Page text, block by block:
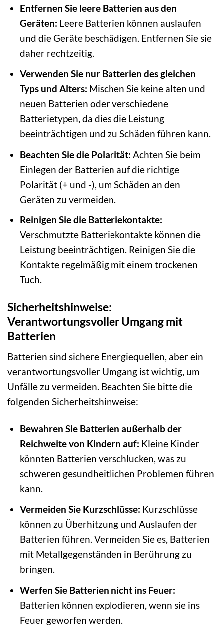
Entfernen Sie leere Batterien aus den
Geräten: Leere Batterien können auslaufen
und die Geräte beschädigen. Entfernen Sie sie
daher rechtzeitig.
Verwenden Sie nur Batterien des gleichen
Typs und Alters: Mischen Sie keine alten und
neuen Batterien oder verschiedene
Batterietypen, da dies die Leistung
beeinträchtigen und zu Schäden führen kann.
Beachten Sie die Polarität: Achten Sie beim
Einlegen der Batterien auf die richtige
Polarität (+ und -), um Schäden an den
Geräten zu vermeiden.
Reinigen Sie die Batteriekontakte:
Verschmutzte Batteriekontakte können die
Leistung beeinträchtigen. Reinigen Sie die
Kontakte regelmäßig mit einem trockenen
Tuch.
Sicherheitshinweise:
Verantwortungsvoller Umgang mit
Batterien
Batterien sind sichere Energiequellen, aber ein
verantwortungsvoller Umgang ist wichtig, um
Unfälle zu vermeiden. Beachten Sie bitte die
folgenden Sicherheitshinweise:
Bewahren Sie Batterien außerhalb der
Reichweite von Kindern auf: Kleine Kinder
könnten Batterien verschlucken, was zu
schweren gesundheitlichen Problemen führen
kann.
Vermeiden Sie Kurzschlüsse: Kurzschlüsse
können zu Überhitzung und Auslaufen der
Batterien führen. Vermeiden Sie es, Batterien
mit Metallgegenständen in Berührung zu
bringen.
Werfen Sie Batterien nicht ins Feuer:
Batterien können explodieren, wenn sie ins
Feuer geworfen werden.